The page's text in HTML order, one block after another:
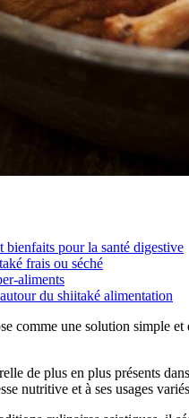
pour la santé digestive
frais ou séché
aliments
du shiitaké alimentation
comme une solution simple
de plus en plus présents
nutritive et à ses usages